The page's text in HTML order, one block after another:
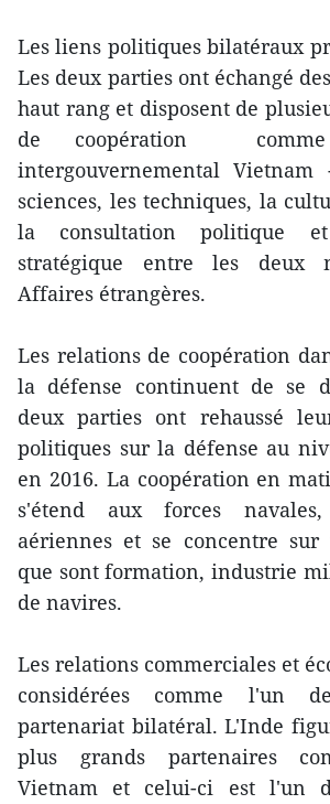
Les liens politiques bilatéraux
Les deux parties ont échangé
haut rang et disposent de
de coopération
intergouvernemental
sciences, les techniques, la
la consultation politique
stratégique entre les deux
Affaires étrangères.
Les relations de coopération
la défense continuent de se
deux parties ont rehaussé
politiques sur la défense au
en 2016. La coopération en
s'étend aux forces
aériennes et se concentre sur
que sont formation, industrie
de navires.
Les relations commerciales et
considérées comme l'un
partenariat bilatéral. L'Inde
plus grands partenaires
Vietnam et celui-ci est l'un